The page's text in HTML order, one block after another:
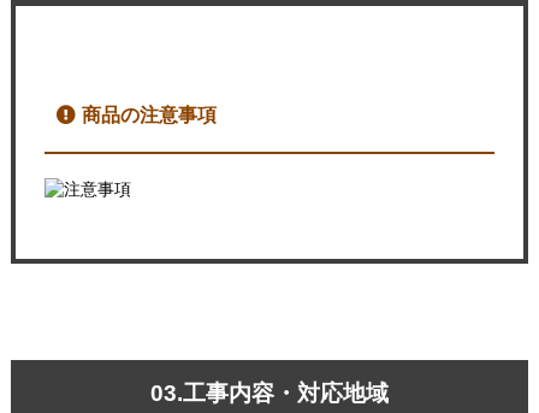
商品の注意事項
03.工事内容・対応地域